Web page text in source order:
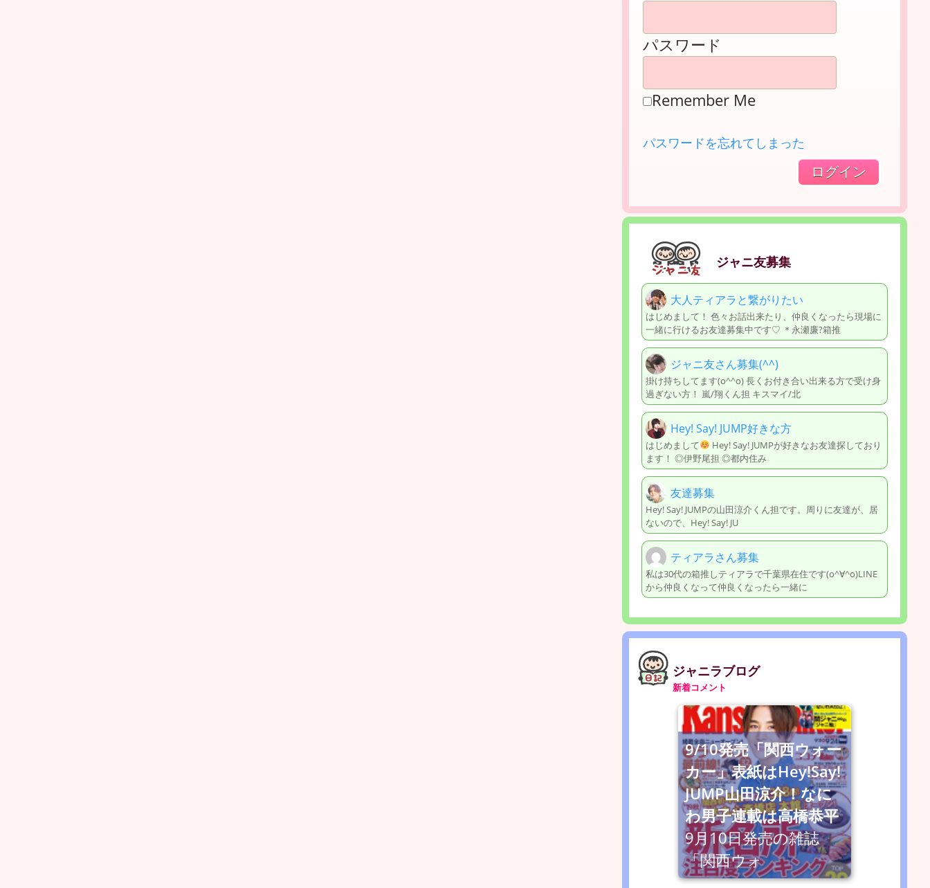
パスワード
Remember Me
パスワードを忘れてしまった
ジャニ友募集
大人ティアラと繋がりたい
はじめまして！ 色々お話出来たり、仲良くなったら現場に
一緒に行けるお友達募集中です♡ ＊永瀬廉?箱推
ジャニ友さん募集(^^)
掛け持ちしてます(o^^o) 長くお付き合い出来る方で受け身
過ぎない方！ 嵐/翔くん担 キスマイ/北
Hey! Say! JUMP好きな方
はじめまして
Hey! Say! JUMPが好きなお友達探しており
ます！ ◎伊野尾担 ◎都内住み
友達募集
Hey! Say! JUMPの山田涼介くん担です。周りに友達が、居
ないので、Hey! Say! JU
ティアラさん募集
私は30代の箱推しティアラで千葉県在住です(o^∀^o)LINE
から仲良くなって仲良くなったら一緒に
ジャニラブログ
新着コメント
9/10発売「関西ウォー
カー」表紙はHey!Say!
JUMP山田涼介！なに
わ男子連載は高橋恭平
9月10日発売の雑誌
「関西ウォ